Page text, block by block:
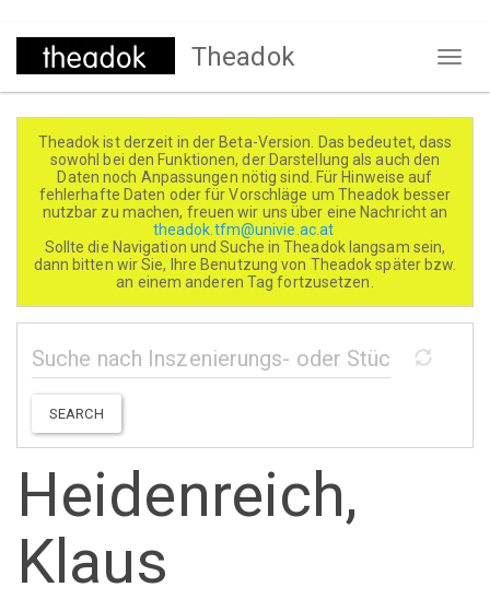
Direkt
Theadok
Theadok ist derzeit in der Beta-Version. Das bedeutet, dass
sowohl bei den Funktionen, der Darstellung als auch den
Daten noch Anpassungen nötig sind. Für Hinweise auf
fehlerhafte Daten oder für Vorschläge um Theadok besser
nutzbar zu machen, freuen wir uns über eine Nachricht an
theadok.tfm@univie.ac.at
Sollte die Navigation und Suche in Theadok langsam sein,
dann bitten wir Sie, Ihre Benutzung von Theadok später bzw.
an einem anderen Tag fortzusetzen.
SEARCH
Heidenreich,
Klaus